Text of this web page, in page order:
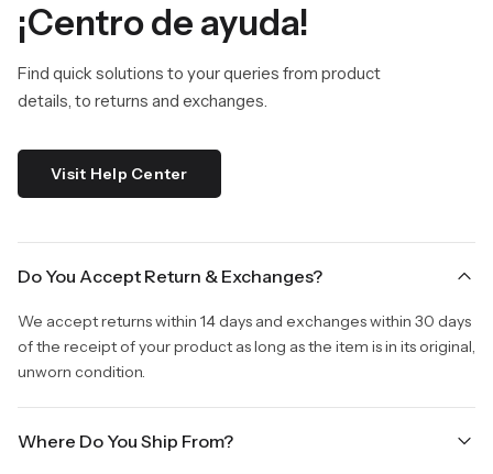
¡Centro de ayuda!
Find quick solutions to your queries from product
details, to returns and exchanges.
Visit Help Center
Do You Accept Return & Exchanges?
We accept returns within 14 days and exchanges within 30 days
of the receipt of your product as long as the item is in its original,
unworn condition.
Where Do You Ship From?